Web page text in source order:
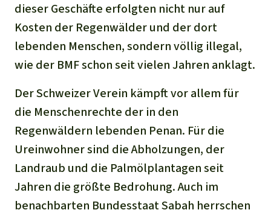
dieser Geschäfte erfolgten nicht nur auf
Kosten der Regenwälder und der dort
lebenden Menschen, sondern völlig illegal,
wie der BMF schon seit vielen Jahren anklagt.
Der Schweizer Verein kämpft vor allem für
die Menschenrechte der in den
Regenwäldern lebenden Penan. Für die
Ureinwohner sind die Abholzungen, der
Landraub und die Palmölplantagen seit
Jahren die größte Bedrohung. Auch im
benachbarten Bundesstaat Sabah herrschen